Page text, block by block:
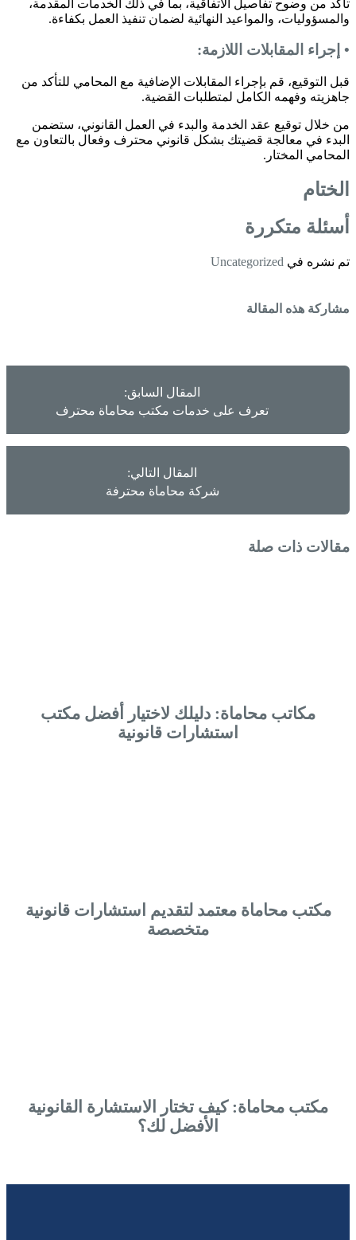
تأكد من وضوح تفاصيل الاتفاقية، بما في ذلك الخدمات المقدمة،
والمسؤوليات، والمواعيد النهائية لضمان تنفيذ العمل بكفاءة.
• إجراء المقابلات اللازمة:
قبل التوقيع، قم بإجراء المقابلات الإضافية مع المحامي للتأكد من
جاهزيته وفهمه الكامل لمتطلبات القضية.
من خلال توقيع عقد الخدمة والبدء في العمل القانوني، ستضمن
البدء في معالجة قضيتك بشكل قانوني محترف وفعال بالتعاون مع
المحامي المختار.
الختام
أسئلة متكررة
تم نشره في Uncategorized
مشاركة هذه المقالة
المقال السابق:
تعرف على خدمات مكتب محاماة محترف
المقال التالي:
شركة محاماة محترفة
مقالات ذات صلة
مكاتب محاماة: دليلك لاختيار أفضل مكتب
استشارات قانونية
مكتب محاماة معتمد لتقديم استشارات قانونية
متخصصة
مكتب محاماة: كيف تختار الاستشارة القانونية
الأفضل لك؟